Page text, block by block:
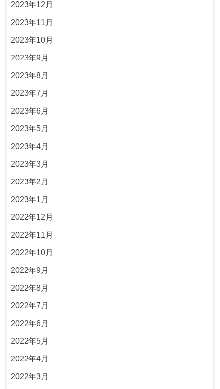
2023年12月
2023年11月
2023年10月
2023年9月
2023年8月
2023年7月
2023年6月
2023年5月
2023年4月
2023年3月
2023年2月
2023年1月
2022年12月
2022年11月
2022年10月
2022年9月
2022年8月
2022年7月
2022年6月
2022年5月
2022年4月
2022年3月